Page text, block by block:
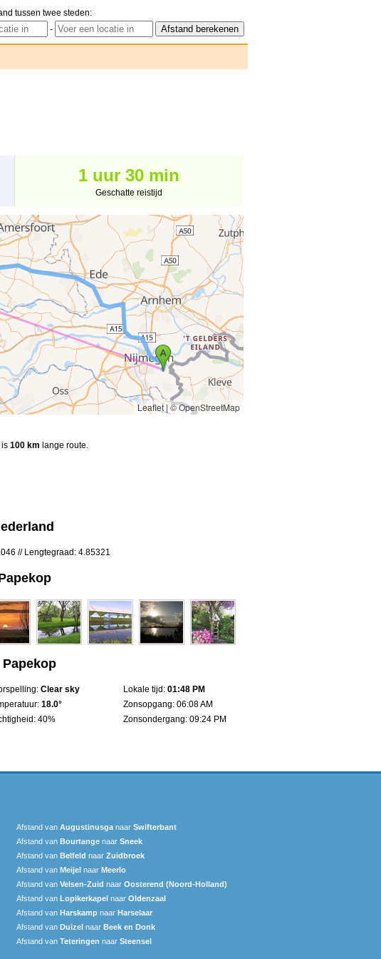
tussen twee steden:
-
1 uur 30 min
Geschatte reistijd
Leaflet|© OpenStreetMap
is 100 km lange route.
// Lengtegraad: 4.85321
Clear sky
18.0°
40%
Lokale tijd: 01:48 PM
Zonsopgang: 06:08 AM
Zonsondergang: 09:24 PM
Afstand van Augustinusga naar Swifterbant
Afstand van Bourtange naar Sneek‎
Afstand van Belfeld naar Zuidbroek
Afstand van Meijel naar Meerlo
Afstand van Velsen-Zuid naar Oosterend (Noord-Holland)
Afstand van Lopikerkapel naar Oldenzaal
Afstand van Harskamp naar Harselaar
Afstand van Duizel naar Beek en Donk
Afstand van Teteringen naar Steensel